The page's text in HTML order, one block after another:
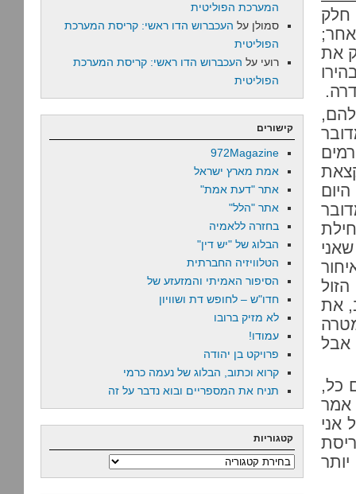
את
את
אבל
כל,
אמר
אני
המערכת הפוליטית
סמולן על העכברוש הדו ראשי: קריסת המערכת
הפוליטית
רועי על העכברוש הדו ראשי: קריסת המערכת
הפוליטית
קישורים
972Magazine
אמת מארץ ישראל
אתר "דעת אמת"
אתר "הלל"
בחזרה ללאמיה
הבלוג של "יש דין"
הטלוויזיה החברתית
הסיפור האמיתי והמזעזע של
חדו"ש – לחופש דת ושוויון
לא מזיק ברובו
עמודו!
פרויקט בן יהודה
קרוא וכתוב, הבלוג של נעמה כרמי
תניח את המספריים ובוא נדבר על זה
קטגוריות
קטגוריות